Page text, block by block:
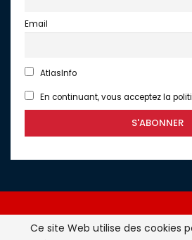
Email
AtlasInfo
En continuant, vous acceptez la
Ce site Web utilise des cookies